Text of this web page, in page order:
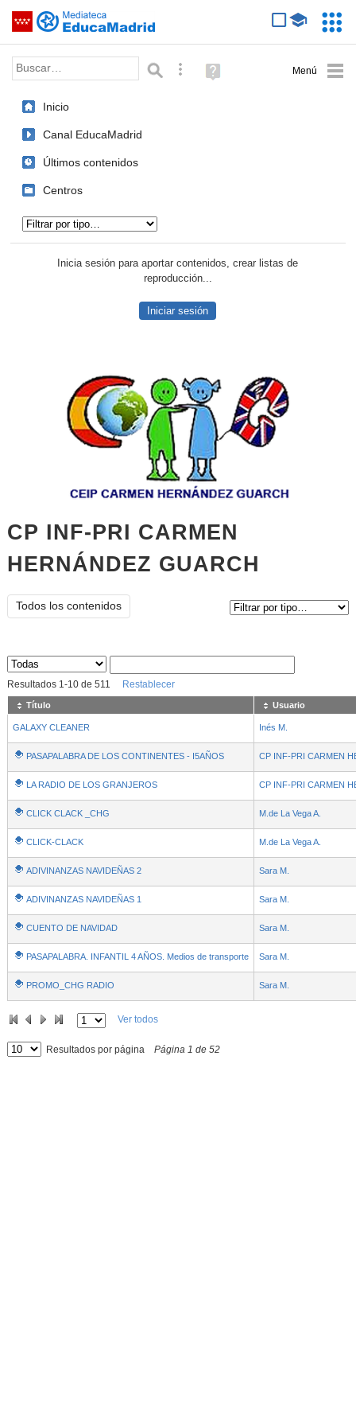
Saltar navegación
Palabra o frase: Búsqueda avanzada
Ayuda
(en
Inicio
Canal EducaMadrid
Últimos contenidos
Centros
Inicia sesión para aportar contenidos, crear listas de
reproducción...
Iniciar sesión
CP INF-PRI CARMEN
HERNÁNDEZ GUARCH
Todos los contenidos
Sus archivos
Resultados 1 -10de 511 Restablecer
Título Usuario
GALAXY CLEANER Inés M.
PASAPALABRA DE LOS CONTINENTES - I5AÑOS CP INF-PRI CARMEN
LA RADIO DE LOS GRANJEROS CP INF-PRI CARMEN
CLICK CLACK _CHG M.de La Vega A.
CLICK-CLACK M.de La Vega A.
ADIVINANZAS NAVIDEÑAS 2 Sara M.
ADIVINANZAS NAVIDEÑAS 1 Sara M.
CUENTO DE NAVIDAD Sara M.
PASAPALABRA. INFANTIL 4 AÑOS. Medios de transporte Sara M.
PROMO_CHG RADIO Sara M.
Ver todos
Resultados por página Página 1 de 52